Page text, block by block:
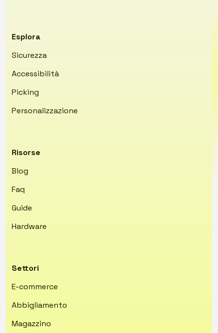
Esplora
Sicurezza
Accessibilità
Picking
Personalizzazione
Risorse
Blog
Faq
Guide
Hardware
Settori
E-commerce
Abbigliamento
Magazzino